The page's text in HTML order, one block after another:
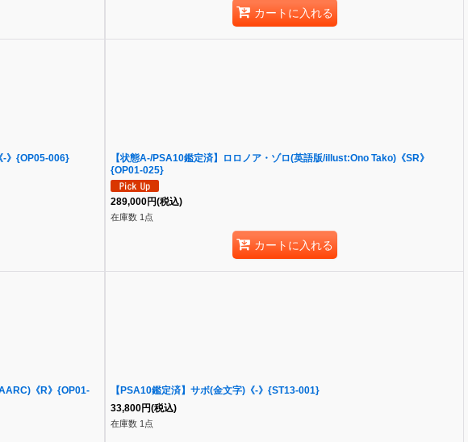
カートに入れる
-》{OP05-006}
【状態A-/PSA10鑑定済】ロロノア・ゾロ(英語版/illust:Ono Tako)《SR》
{OP01-025}
289,000円(税込)
在庫数 1点
カートに入れる
《R》{OP01-
【PSA10鑑定済】サボ(金文字)《-》{ST13-001}
33,800円(税込)
在庫数 1点